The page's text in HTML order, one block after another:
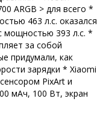
ARGB > для всего *
463 л.с. оказался
мощностью 393 л.с. *
за собой
придумали, как
зарядки * Xiaomi
PixArt и
мАч, 100 Вт, экран